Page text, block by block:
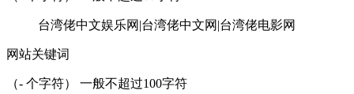
台湾佬中文娱乐网|台湾佬中文网|台湾佬电影网
网站关键词
（- 个字符） 一般不超过100字符